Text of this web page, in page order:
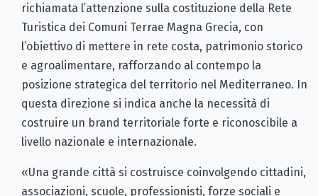
richiamata l’attenzione sulla costituzione della Rete
Turistica dei Comuni Terrae Magna Grecia, con
l’obiettivo di mettere in rete costa, patrimonio storico
e agroalimentare, rafforzando al contempo la
posizione strategica del territorio nel Mediterraneo. In
questa direzione si indica anche la necessità di
costruire un brand territoriale forte e riconoscibile a
livello nazionale e internazionale.
«Una grande città si costruisce coinvolgendo cittadini,
associazioni, scuole, professionisti, forze sociali e